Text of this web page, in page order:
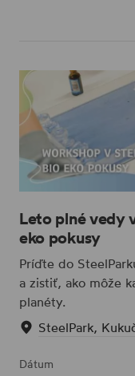
Leto plné vedy
eko pokusy
Príďte do
a zistiť, ako môže
planéty.
SteelPark,
Dátum